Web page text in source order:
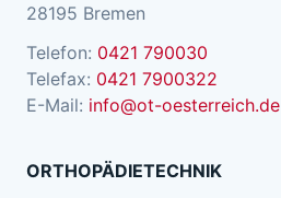
28195 Bremen
Telefon: 0421 790030
Telefax: 0421 7900322
E-Mail: info@ot-oesterreich.de
ORTHOPÄDIETECHNIK